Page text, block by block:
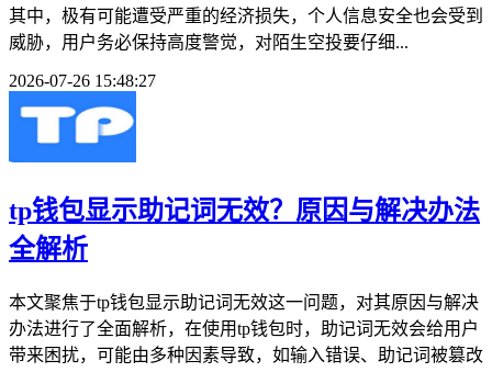
其中，极有可能遭受严重的经济损失，个人信息安全也会受到
威胁，用户务必保持高度警觉，对陌生空投要仔细...
2026-07-26 15:48:27
tp钱包显示助记词无效？原因与解决办法
全解析
本文聚焦于tp钱包显示助记词无效这一问题，对其原因与解决
办法进行了全面解析，在使用tp钱包时，助记词无效会给用户
带来困扰，可能由多种因素导致，如输入错误、助记词被篡改